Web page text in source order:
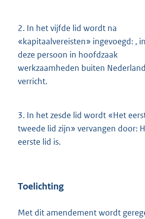
2. In het vijfde lid wordt na
«kapitaalvereisten» ingevoegd: ,
deze persoon in hoofdzaak
werkzaamheden buiten Nederland
verricht.
3. In het zesde lid wordt «Het
tweede lid zijn» vervangen door:
eerste lid is.
Toelichting
Met dit amendement wordt